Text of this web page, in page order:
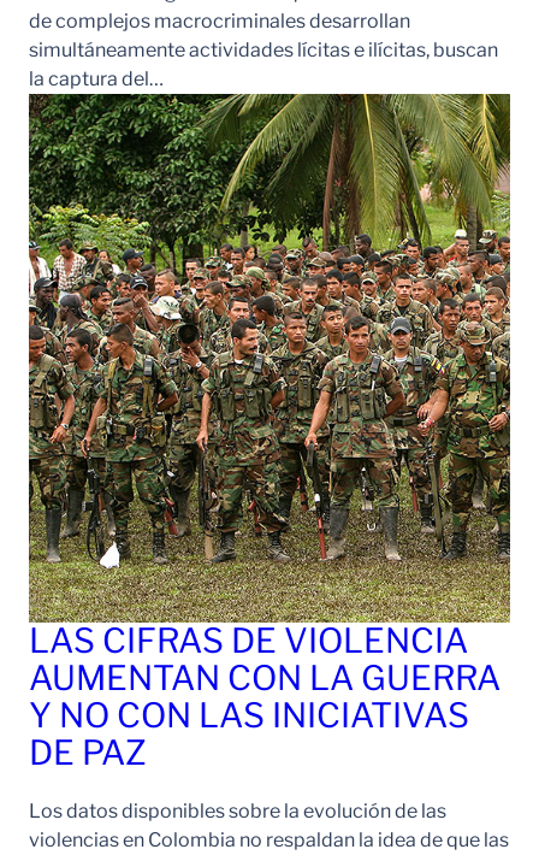
de complejos macrocriminales desarrollan
simultáneamente actividades lícitas e ilícitas, buscan
la captura del…
LAS CIFRAS DE VIOLENCIA
AUMENTAN CON LA GUERRA
Y NO CON LAS INICIATIVAS
DE PAZ
Los datos disponibles sobre la evolución de las
violencias en Colombia no respaldan la idea de que las